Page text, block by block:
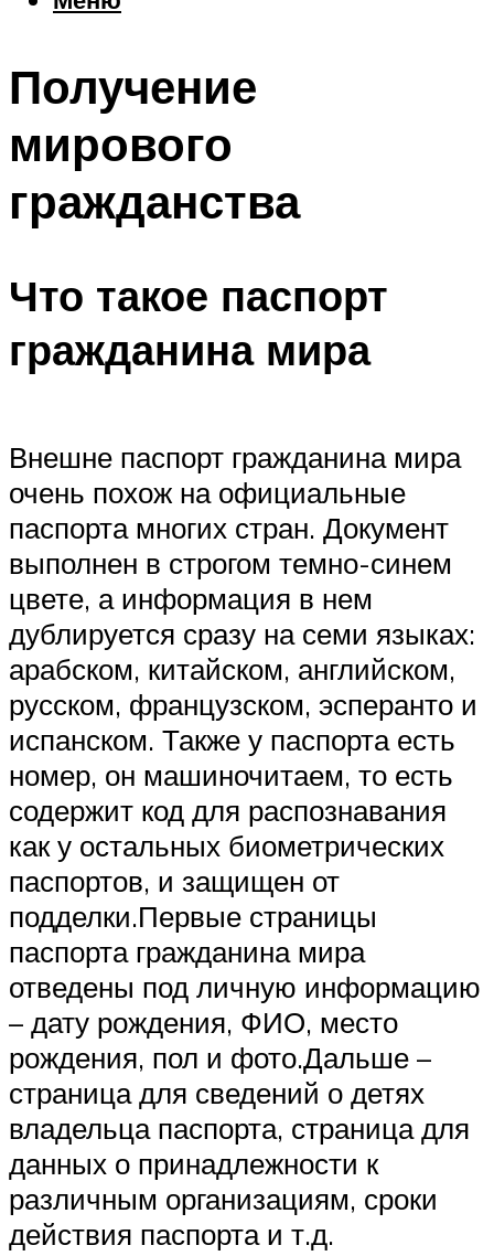
Шоппинг
Что посетить
Меню
Получение
мирового
гражданства
Что такое паспорт
гражданина мира
Внешне паспорт гражданина мира
очень похож на официальные
паспорта многих стран. Документ
выполнен в строгом темно-синем
цвете, а информация в нем
дублируется сразу на семи языках:
арабском, китайском, английском,
русском, французском, эсперанто и
испанском. Также у паспорта есть
номер, он машиночитаем, то есть
содержит код для распознавания
как у остальных биометрических
паспортов, и защищен от
подделки.Первые страницы
паспорта гражданина мира
отведены под личную информацию
– дату рождения, ФИО, место
рождения, пол и фото.Дальше –
страница для сведений о детях
владельца паспорта, страница для
данных о принадлежности к
различным организациям, сроки
действия паспорта и т.д.